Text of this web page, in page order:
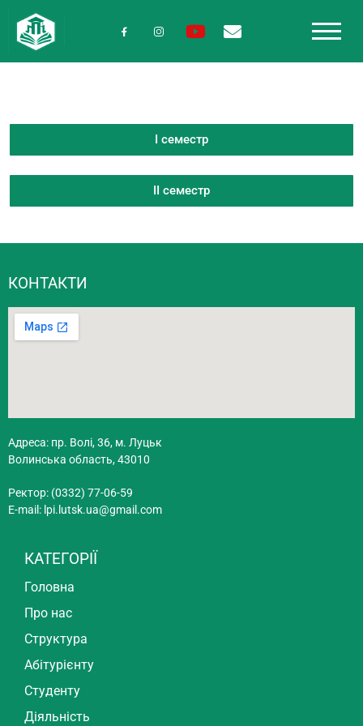
І семестр
ІІ семестр
КОНТАКТИ
Адреса: пр. Волі, 36, м. Луцьк
Волинська область, 43010
Ректор: (0332) 77-06-59
E-mail: lpi.lutsk.ua@gmail.com
КАТЕГОРІЇ
Головна
Про нас
Структура
Абітурієнту
Студенту
Діяльність